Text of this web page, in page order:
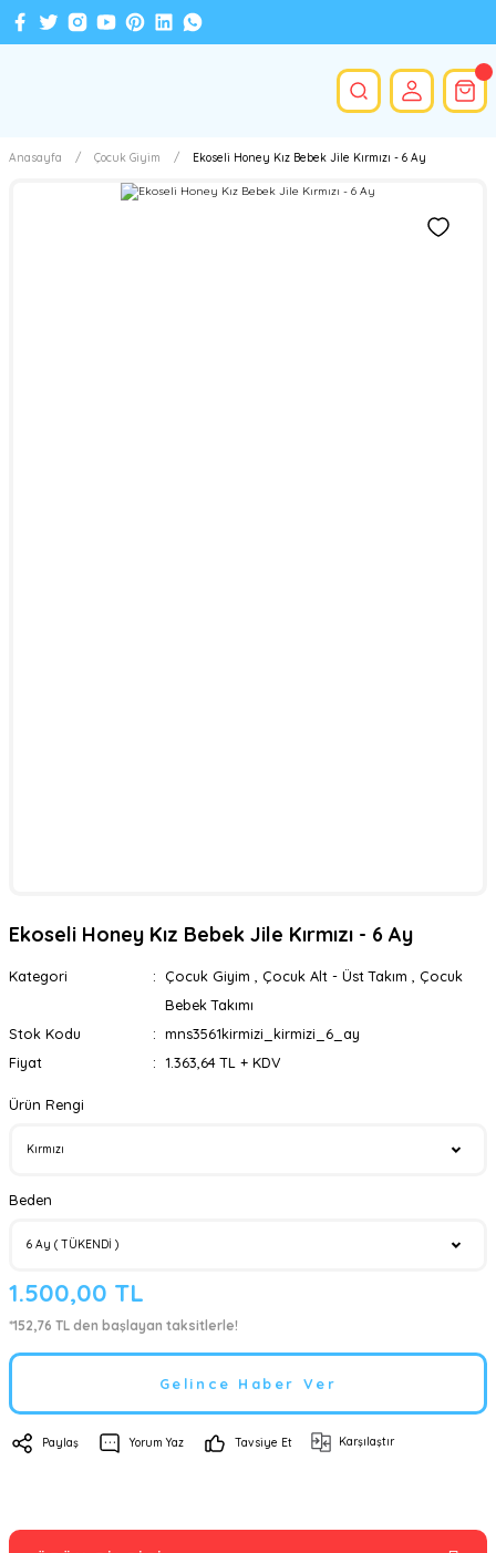
Anasayfa Çocuk Giyim Ekoseli Honey Kız Bebek Jile Kırmızı - 6 Ay
Ekoseli Honey Kız Bebek Jile Kırmızı - 6 Ay
Kategori Çocuk Giyim Çocuk Alt - Üst Takım
Çocuk
Bebek Takımı
Stok Kodu
mns3561kirmizi_kirmizi_6_ay
Fiyat
1.363,64 TL + KDV
Ürün Rengi
Beden
1.500,00 TL
*152,76 TL den başlayan taksitlerle!
Gelince Haber Ver
Paylaş Yorum Yaz Tavsiye Et Karşılaştır